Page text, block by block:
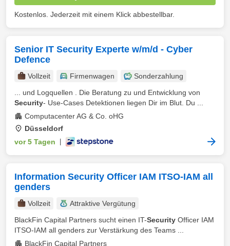
Kostenlos. Jederzeit mit einem Klick abbestellbar.
Senior IT Security Experte w/m/d - Cyber
Defence
Vollzeit Firmenwagen
Sonderzahlung
... und Logquellen . Die Beratung zu und Entwicklung von
Security- Use-Cases Detektionen liegen Dir im Blut. Du ...
Computacenter AG & Co. oHG
Düsseldorf
vor 5 Tagen
Information Security Officer IAM ITSO-IAM all
genders
Vollzeit
Attraktive Vergütung
BlackFin Capital Partners sucht einen IT-Security Officer IAM
ITSO-IAM all genders zur Verstärkung des Teams ...
BlackFin Capital Partners